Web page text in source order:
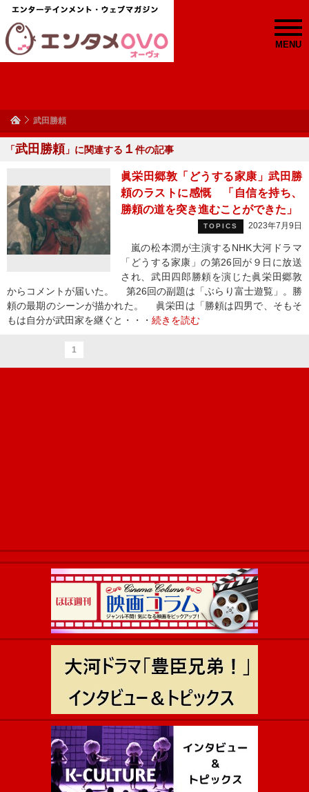
MENU
武田勝頼
「武田勝頼 」に関連する １ 件の記事
眞栄田郷敦「どうする家康」武田勝
頼のラストに感慨 「自信を持ち、
勝頼の道を突き進むことができた」
TOPICS 2023年7月9日
嵐の松本潤が主演するNHK大河ドラマ
「どうする家康」の第26回が９日に放送
され、武田四郎勝頼を演じた眞栄田郷敦
からコメントが届いた。 第26回の副題は「ぶらり富士遊覧」。勝
頼の最期のシーンが描かれた。 眞栄田は「勝頼は四男で、そもそ
もは自分が武田家を継ぐと・・・ 続きを読む
1